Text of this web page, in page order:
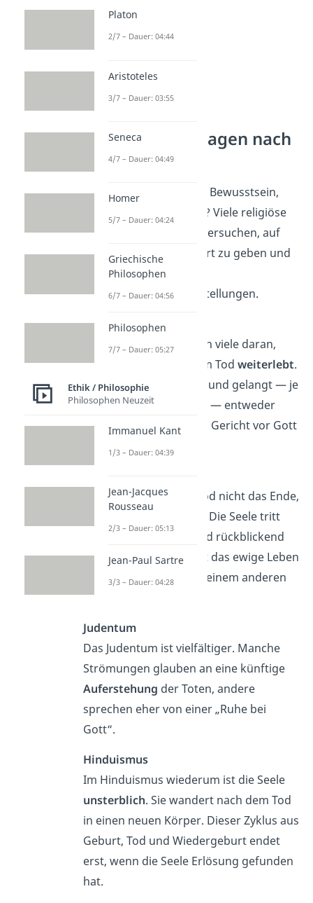
Bewusstseinsfragen nach
dem Tod
Was geschieht mit dem Bewusstsein,
wenn der Körper stirbt? Viele religiöse
und spirituelle Lehren versuchen, auf
diese Frage eine Antwort zu geben und
kommen dabei zu sehr
unterschiedlichen Vorstellungen.
Christentum
Im Christentum glauben viele daran,
dass die Seele nach dem Tod weiterlebt.
Sie verlässt den Körper und gelangt — je
nach Glaubensrichtung — entweder
sofort oder nach einem Gericht vor Gott
in eine jenseitige Welt.
Auch im Islam ist der Tod nicht das Ende,
. Die Seele tritt
vor Gott, das Leben wird rückblickend
betrachtet, und es folgt das ewige Leben
— im Paradies oder an einem anderen
Ort.
Judentum
Das Judentum ist vielfältiger. Manche
Strömungen glauben an eine künftige
Auferstehung der Toten, andere
sprechen eher von einer „Ruhe bei
Gott“.
Hinduismus
Im Hinduismus wiederum ist die Seele
unsterblich. Sie wandert nach dem Tod
in einen neuen Körper. Dieser Zyklus aus
Geburt, Tod und Wiedergeburt endet
erst, wenn die Seele Erlösung gefunden
hat.
Platon
2/7 – Dauer: 04:44
Aristoteles
3/7 – Dauer: 03:55
Seneca
4/7 – Dauer: 04:49
Homer
5/7 – Dauer: 04:24
Griechische
Philosophen
6/7 – Dauer: 04:56
Philosophen
7/7 – Dauer: 05:27
Ethik / Philosophie
Philosophen Neuzeit
Immanuel Kant
1/3 – Dauer: 04:39
Jean-Jacques
Rousseau
2/3 – Dauer: 05:13
Jean-Paul Sartre
3/3 – Dauer: 04:28